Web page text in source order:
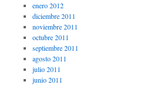
enero 2012
diciembre 2011
noviembre 2011
octubre 2011
septiembre 2011
agosto 2011
julio 2011
junio 2011